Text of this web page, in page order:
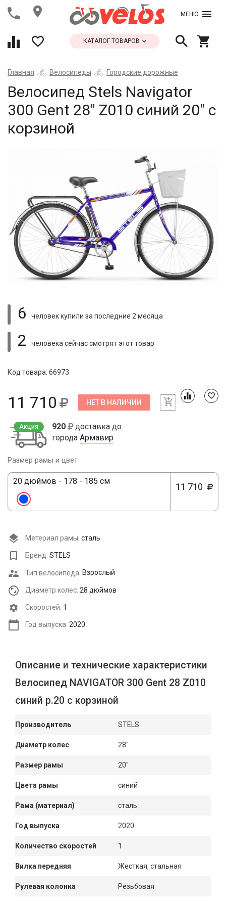
МЕНЮ
КАТАЛОГ ТОВАРОВ
Главная Велосипеды Городские дорожные
Велосипед Stels Navigator
300 Gent 28" Z010 синий 20" с
корзиной
6 человек купили за последние 2 месяца
2 человека сейчас смотрятэтот товар
Код товара: 66973
11 710 НЕТ В НАЛИЧИИ
Акция 920
доставка до
города Армавир
Размер рамы и цвет
20 дюймов - 178 - 185 см
11 710
Метериал рамы: сталь
Бренд: STELS
Тип велосипеда: Взрослый
Диаметр колес: 28 дюймов
Cкоростей: 1
Год выпуска: 2020
Описание и технические характеристики
Велосипед NAVIGATOR 300 Gent 28 Z010
синий р.20 с корзиной
Производитель STELS
Диаметр колес 28"
Размер рамы 20"
Цвета рамы синий
Рама (материал) сталь
Год выпуска 2020
Количество скоростей 1
Вилка передняя Жесткая, стальная
Рулевая колонка Резьбовая